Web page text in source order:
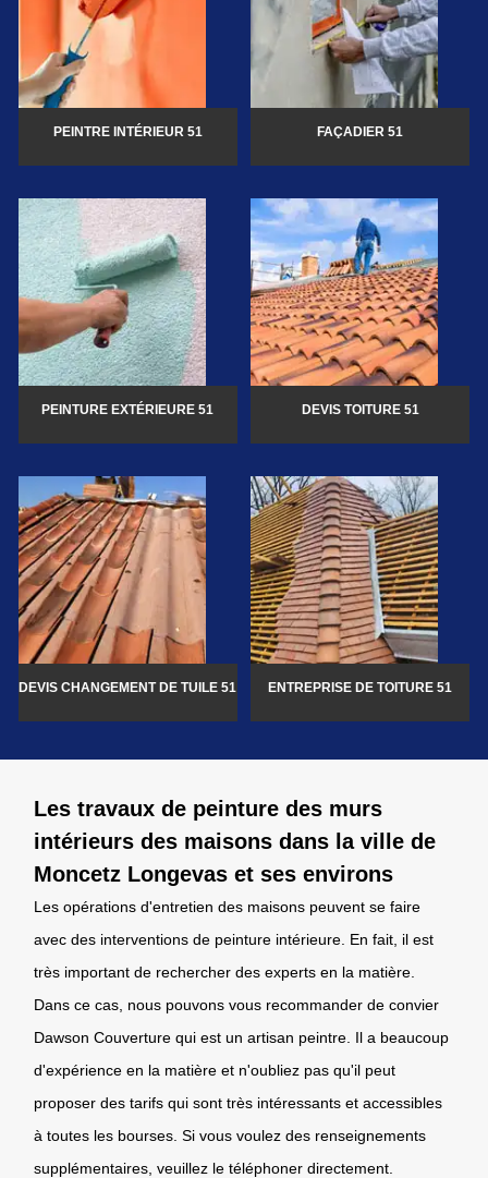
PEINTRE INTÉRIEUR 51 FAÇADIER 51
PEINTURE EXTÉRIEURE 51 DEVIS TOITURE 51
DEVIS CHANGEMENT DE TUILE 51 ENTREPRISE DE TOITURE 51
Les travaux de peinture des murs
intérieurs des maisons dans la ville de
Moncetz Longevas et ses environs
Les opérations d'entretien des maisons peuvent se faire
avec des interventions de peinture intérieure. En fait, il est
très important de rechercher des experts en la matière.
Dans ce cas, nous pouvons vous recommander de convier
Dawson Couverture qui est un artisan peintre. Il a beaucoup
d'expérience en la matière et n'oubliez pas qu'il peut
proposer des tarifs qui sont très intéressants et accessibles
à toutes les bourses. Si vous voulez des renseignements
supplémentaires, veuillez le téléphoner directement.